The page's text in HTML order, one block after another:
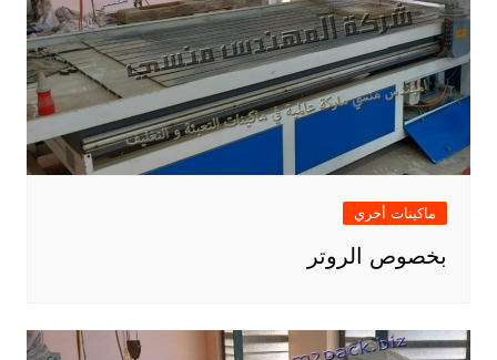
ماكينات أخري
بخصوص الروتر